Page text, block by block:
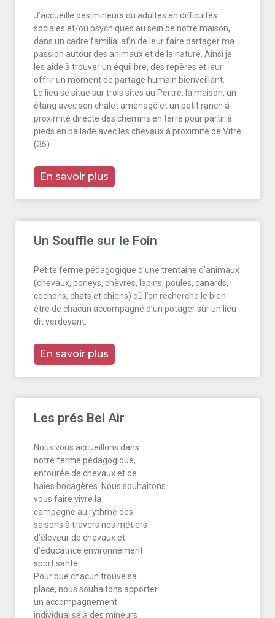
J’accueille des mineurs ou adultes en difficultés
sociales et/ou psychiques au sein de notre maison,
dans un cadre familial afin de leur faire partager ma
passion autour des animaux et de la nature. Ainsi je
les aide à trouver un équilibre, des repères et leur
offrir un moment de partage humain bienveillant.
Le lieu se situe sur trois sites au Pertre, la maison, un
étang avec son chalet aménagé et un petit ranch à
proximité directe des chemins en terre pour partir à
pieds en ballade avec les chevaux à proximité de Vitré
(35).
En savoir plus
Un Souffle sur le Foin
Petite ferme pédagogique d’une trentaine d’animaux
(chevaux, poneys, chèvres, lapins, poules, canards,
cochons, chats et chiens) où l’on recherche le bien
être de chacun accompagné d’un potager sur un lieu
dit verdoyant.
En savoir plus
Les prés Bel Air
Nous vous accueillons dans
notre ferme pédagogique,
entourée de chevaux et de
haies bocagères. Nous souhaitons
vous faire vivre la
campagne au rythme des
saisons à travers nos métiers
d’éleveur de chevaux et
d’éducatrice environnement
sport santé.
Pour que chacun trouve sa
place, nous souhaitons apporter
un accompagnement
individualisé à des mineurs